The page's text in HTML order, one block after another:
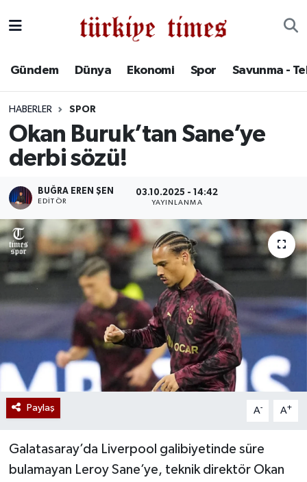
Gündem Dünya Ekonomi Spor Savunma -
HABERLER SPOR
Okan Buruk’tan Sane’ye
derbi sözü!
BUĞRA EREN ŞEN
EDITÖR
03.10.2025 - 14:42
YAYINLANMA
Paylaş A- A+
Galatasaray’da Liverpool galibiyetinde süre
bulamayan Leroy Sane’ye, teknik direktör Okan
Spor
Savunma - Teknoloji
Kültür - Sanat
Yaşam
Tüm Manşetler
Son Dakika Haberleri
Haber Arşivi